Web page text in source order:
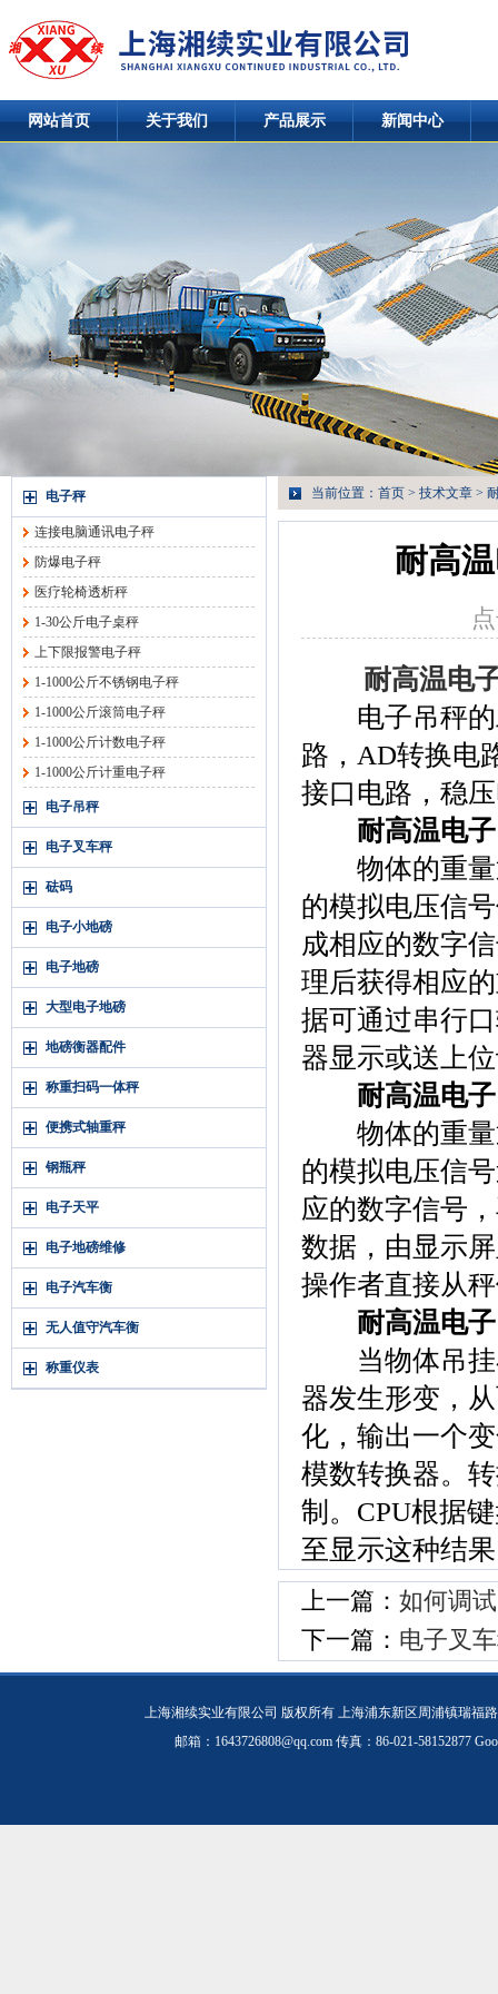
网站首页 关于我们 产品展示 新闻中心
电子秤
连接电脑通讯电子秤
防爆电子秤
医疗轮椅透析秤
1-30公斤电子桌秤
上下限报警电子秤
1-1000公斤不锈钢电子秤
1-1000公斤滚筒电子秤
1-1000公斤计数电子秤
1-1000公斤计重电子秤
电子吊秤
电子叉车秤
砝码
电子小地磅
电子地磅
大型电子地磅
地磅衡器配件
称重扫码一体秤
便携式轴重秤
钢瓶秤
电子天平
电子地磅维修
电子汽车衡
无人值守汽车衡
称重仪表
当前位置： 首页 > 技术文章 >
耐高
耐高温电
电子吊秤的
路，AD转换电
接口电路，稳
耐高温电
物体的重量
的模拟电压信
成相应的数字
理后获得相应
据可通过串行
器显示或送上
耐高温电
物体的重量
的模拟电压信
应的数字信号
数据，由显示
操作者直接从
耐高温电
当物体吊挂
器发生形变，
化，输出一个
模数转换器。
制。CPU根据
至显示这种结
上一篇： 如何调
下一篇： 电子叉
上海湘续实业有限公司 版权所有 上海浦东新区周浦镇瑞福
邮箱：1643726808@qq.com 传真：86-021-58152877